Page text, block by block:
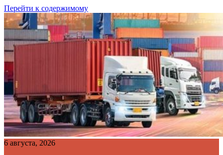
Перейти к содержимому
6 августа, 2026